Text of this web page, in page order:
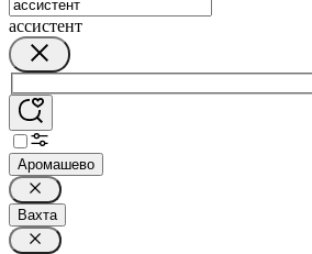
ассистент
Аромашево
Вахта